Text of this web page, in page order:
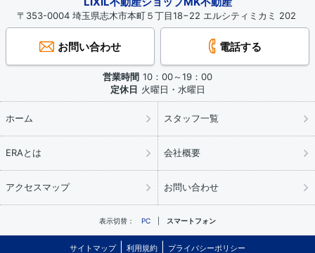
〒353-0004 埼玉県志木市本町５丁目18−22 エルシティミカミ 202
お問い合わせ 電話する
営業時間 10：00～19：00
定休日 火曜日・水曜日
ホーム スタッフ一覧
ERAとは 会社概要
アクセスマップ お問い合わせ
表示切替： PC スマートフォン
サイトマップ 利用規約 プライバシーポリシー